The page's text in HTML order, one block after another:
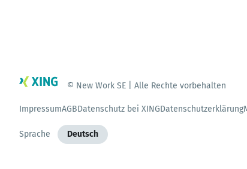
© New Work SE | Alle Rechte vorbehalten
ImpressumAGBDatenschutz bei XINGDatenschutzerklärung
Sprache Deutsch